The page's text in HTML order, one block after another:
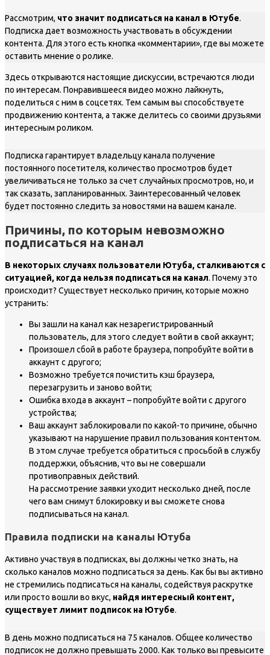
Рассмотрим, что значит подписаться на канал в Ютубе.
Подписка дает возможность участвовать в обсуждении
контента. Для этого есть кнопка «комментарии», где вы можете
оставить мнение о ролике.
Здесь открываются настоящие дискуссии, встречаются люди
по интересам. Понравившееся видео можно лайкнуть,
поделиться с ним в соцсетях. Тем самым вы способствуете
продвижению контента, а также делитесь со своими друзьями
интересным роликом.
Подписка гарантирует владельцу канала получение
постоянного посетителя, количество просмотров будет
увеличиваться не только за счет случайных просмотров, но, и
так сказать, запланированных. Заинтересованный человек
будет постоянно следить за новостями на вашем канале.
Причины, по которым невозможно
подписаться на канал
В некоторых случаях пользователи Ютуба, сталкиваются с
ситуацией, когда нельзя подписаться на канал. Почему это
происходит? Существует несколько причин, которые можно
устранить:
Вы зашли на канал как незарегистрированный
пользователь, для этого следует войти в свой аккаунт;
Произошел сбой в работе браузера, попробуйте войти в
аккаунт с другого;
Возможно требуется почистить кэш браузера,
перезагрузить и заново войти;
Ошибка входа в аккаунт – попробуйте войти с другого
устройства;
Ваш аккаунт заблокировали по какой-то причине, обычно
указывают на нарушение правил пользования контентом.
В этом случае требуется обратиться с просьбой в службу
поддержки, объяснив, что вы не совершали
противоправных действий.
На рассмотрение заявки уходит несколько дней, после
чего вам снимут блокировку и вы сможете снова
подписываться на канал.
Правила подписки на каналы Ютуба
Активно участвуя в подписках, вы должны четко знать, на
сколько каналов можно подписаться за день. Как бы вы активно
не стремились подписаться на каналы, содействуя раскрутке
или просто вошли во вкус, найдя интересный контент,
существует лимит подписок на Ютубе.
В день можно подписаться на 75 каналов. Общее количество
подписок не должно превышать 2000. Как только вы превысите